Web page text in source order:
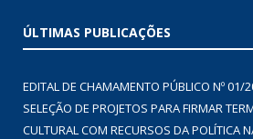
ÚLTIMAS PUBLICAÇÕES
EDITAL DE CHAMAMENTO PÚBLICO Nº 01/
SELEÇÃO DE PROJETOS PARA FIRMAR
CULTURAL COM RECURSOS DA POLÍTICA